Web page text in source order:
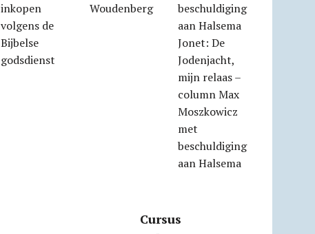
inkopen
volgens de
Bijbelse
godsdienst
Woudenberg
Jonet: De
Jodenjacht,
mijn relaas –
column Max
Moszkowicz
met
beschuldiging
aan Halsema
Cursus